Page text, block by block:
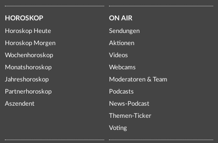
HOROSKOP
Horoskop Heute
Horoskop Morgen
Wochenhoroskop
Monatshoroskop
Jahreshoroskop
Partnerhoroskop
Aszendent
ON AIR
Sendungen
Aktionen
Videos
Webcams
Moderatoren & Team
Podcasts
News-Podcast
Themen-Ticker
Voting